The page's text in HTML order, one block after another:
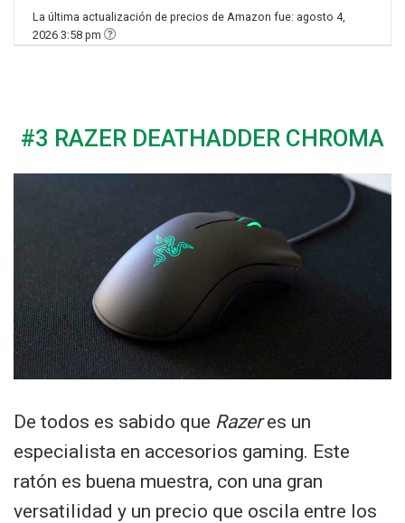
La última actualización de precios de Amazon fue: agosto 4,
2026 3:58 pm
#3 RAZER DEATHADDER CHROMA
De todos es sabido que Razeres un
especialista en accesorios gaming. Este
ratón es buena muestra, con una gran
versatilidad y un precio que oscila entre los